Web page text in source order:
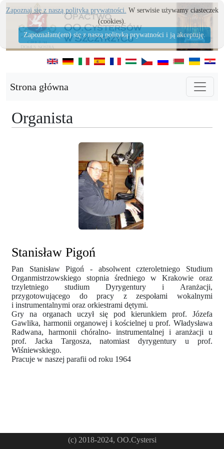
Strona główna
Organista
Stanisław Pigoń
Pan Stanisław Pigoń - absolwent czteroletniego Studium
Organmistrzowskiego stopnia średniego w Krakowie oraz
trzyletniego studium Dyrygentury i Aranżacji,
przygotowującego do pracy z zespołami wokalnymi
i instrumentalnymi oraz orkiestrami dętymi.
Gry na organach uczył się pod kierunkiem prof. Józefa
Gawlika, harmonii organowej i kościelnej u prof. Władysława
Radwana, harmonii chóralno- instrumentalnej i aranżacji u
prof. Jacka Targosza, natomiast dyrygentury u prof.
Wiśniewskiego.
Pracuje w naszej parafii od roku 1964
(c) 2018-2024, OO.Cystersi
Zapoznaj się z naszą polityka prywatności. W serwisie używamy ciasteczek
(cookies).
Zapoznałam(em) się z naszą polityką prywatności i ją akceptuję.